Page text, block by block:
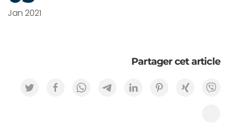
Jan 2021
Partager cet article